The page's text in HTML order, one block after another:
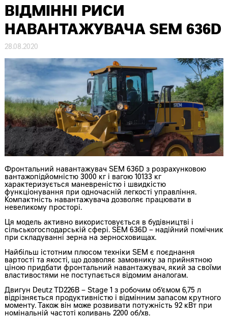
ВІДМІННІ РИСИ
НАВАНТАЖУВАЧА SEM 636D
28.08.2020
Фронтальний навантажувач SEM 636D з розрахунковою
вантажопідйомністю 3000 кг і вагою 10133 кг
характеризується маневреністю і швидкістю
функціонування при одночасній легкості управління.
Компактність навантажувача дозволяє працювати в
невеликому просторі.
Ця модель активно використовується в будівництві і
сільськогосподарській сфері. SEM 636D – надійний помічник
при складуванні зерна на зерносховищах.
Найбільш істотним плюсом техніки SEM є поєднання
вартості та якості, що дозволяє замовнику за прийнятною
ціною придбати фронтальний навантажувач, який за своїми
властивостями не поступається відомим аналогам.
Двигун Deutz TD226B – Stage 1 з робочим об’ємом 6,75 л
відрізняється продуктивністю і відмінним запасом крутного
моменту. Також він може розвивати потужність 92 кВт при
номінальній частоті коливань 2200 об/хв.